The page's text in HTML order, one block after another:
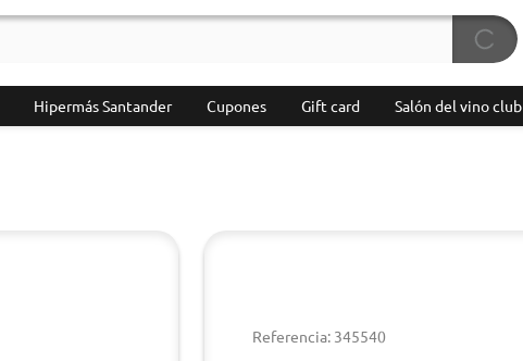
Hipermás Santander Cupones Gift card Salón del vino club
Referencia: 345540